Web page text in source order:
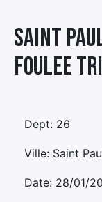
Saint
FOULEE
Dept: 26
Ville: Saint
Date: 28/01/